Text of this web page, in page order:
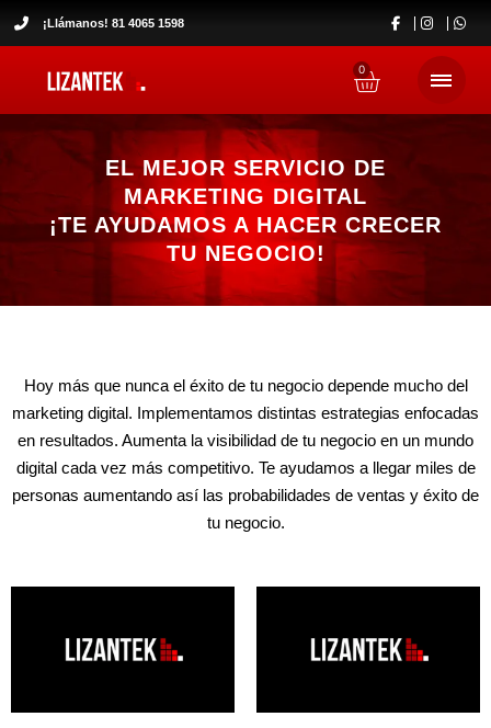
¡Llámanos! 81 4065 1598
0
Cart
EL MEJOR SERVICIO DE
MARKETING DIGITAL
¡TE AYUDAMOS A HACER CRECER
TU NEGOCIO!
Hoy más que nunca el éxito de tu negocio depende mucho del
marketing digital. Implementamos distintas estrategias enfocadas
en resultados. Aumenta la visibilidad de tu negocio en un mundo
digital cada vez más competitivo. Te ayudamos a llegar miles de
personas aumentando así las probabilidades de ventas y éxito de
tu negocio.